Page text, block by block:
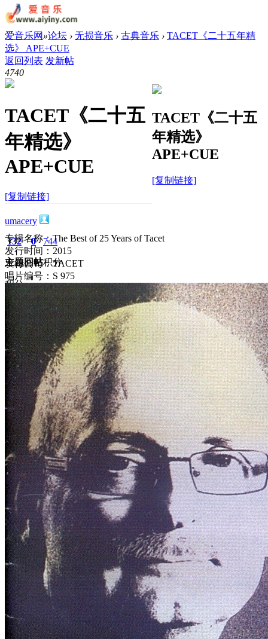
爱音乐网 »论坛 › 无损音乐 › 古典音乐 › TACET《二十五年精
选》 APE+CUE
返回列表 发新帖
4740
TACET《二十五
年精选》
APE+CUE
[复制链接]
TACET《二十五
年精选》
APE+CUE
[复制链接]
umacery
132
主题
0
回帖
744
积分
积分
744
2026-6-2 18:49:23 / 显示全部楼层 /阅读模式
4740
专辑名称：The Best of 25 Years of Tacet
发行时间：2015
发行公司：TACET
唱片编号：S 975